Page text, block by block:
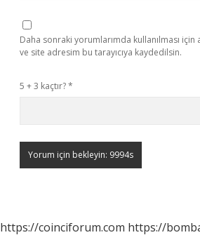
Daha sonraki yorumlarımda kullanılması
ve site adresim bu tarayıcıya kaydedilsin.
5 + 3 kaçtır?*
https://coinciforum.com https://